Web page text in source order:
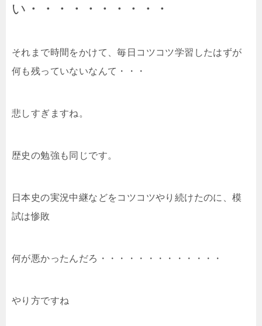
い・・・・・・・・・・
それまで時間をかけて、毎日コツコツ学習したはずが
何も残っていないなんて・・・
悲しすぎますね。
歴史の勉強も同じです。
日本史の実況中継などをコツコツやり続けたのに、模
試は惨敗
何が悪かったんだろ・・・・・・・・・・・・・
やり方ですね